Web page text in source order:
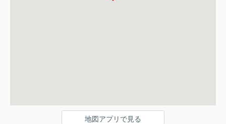
地図アプリで見る